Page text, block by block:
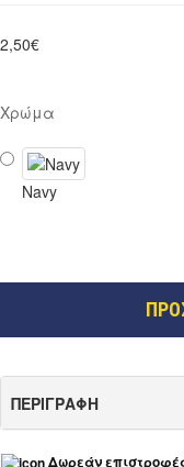
2,50€
Χρώμα
Navy
ΠΕΡΙΓΡΑΦΗ
Δωρεάν